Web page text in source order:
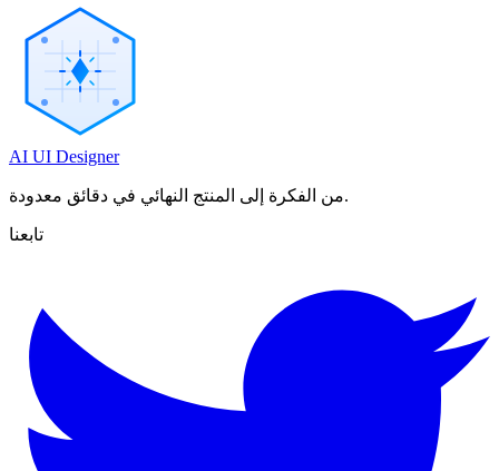
AI UI Designer
من الفكرة إلى المنتج النهائي في دقائق معدودة.
تابعنا